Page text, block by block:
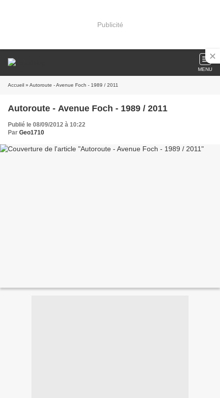
Publicité
MENU
Accueil » Autoroute - Avenue Foch - 1989 / 2011
Autoroute - Avenue Foch - 1989 / 2011
Publié le 08/09/2012 à 10:22
Par Geo1710